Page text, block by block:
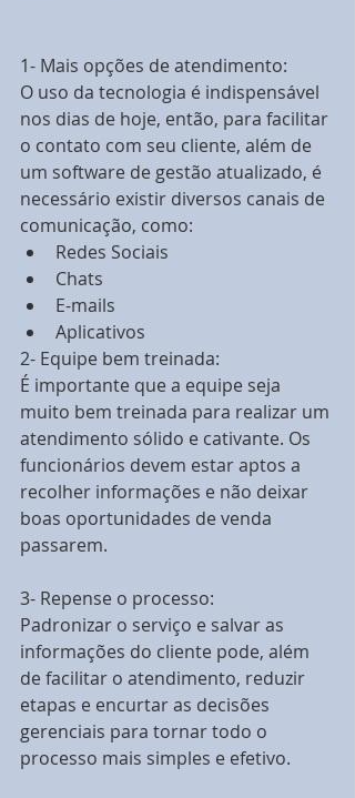
1- Mais opções de atendimento:
O uso da tecnologia é indispensável
nos dias de hoje, então, para facilitar
o contato com seu cliente, além de
um software de gestão atualizado, é
necessário existir diversos canais de
comunicação, como:
Redes Sociais
Chats
E-mails
Aplicativos
2- Equipe bem treinada:
É importante que a equipe seja
muito bem treinada para realizar um
atendimento sólido e cativante. Os
funcionários devem estar aptos a
recolher informações e não deixar
boas oportunidades de venda
passarem.
3- Repense o processo:
Padronizar o serviço e salvar as
informações do cliente pode, além
de facilitar o atendimento, reduzir
etapas e encurtar as decisões
gerenciais para tornar todo o
processo mais simples e efetivo.